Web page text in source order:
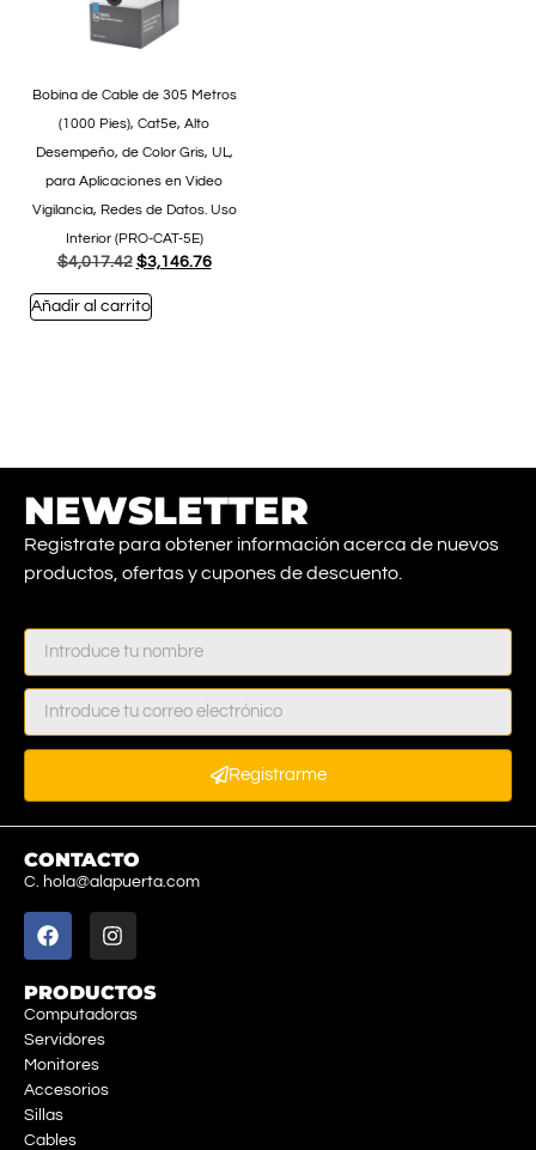
Bobina de Cable de 305 Metros
(1000 Pies), Cat5e, Alto
Desempeño, de Color Gris, UL,
para Aplicaciones en Video
Vigilancia, Redes de Datos. Uso
Interior (PRO-CAT-5E)
$4,017.42 $3,146.76
Añadir al carrito
NEWSLETTER
Registrate para obtener información acerca de nuevos
productos, ofertas y cupones de descuento.
Registrarme
CONTACTO
C. hola@alapuerta.com
PRODUCTOS
Computadoras
Servidores
Monitores
Accesorios
Sillas
Cables